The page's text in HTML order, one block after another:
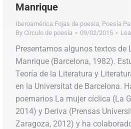
Manrique
Iberoamérica Fojas de poesia Poesía
By Círculo de poesía 09/02/2015
Presentamos algunos textos de
Manrique (Barcelona, 1982).
Teoría de la Literatura y
en la Universitat de Barcelona.
poemarios La mujer cíclica (La
2014) y Deriva (Prensas
Zaragoza, 2012) y ha